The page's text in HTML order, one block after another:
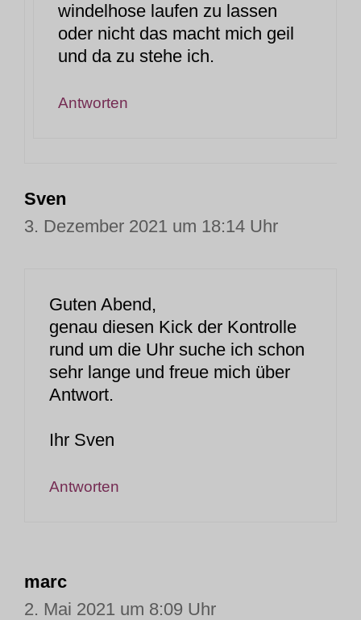
windelhose laufen zu lassen
oder nicht das macht mich geil
und da zu stehe ich.
Antworten
Sven
3. Dezember 2021 um 18:14 Uhr
Guten Abend,
genau diesen Kick der Kontrolle
rund um die Uhr suche ich schon
sehr lange und freue mich über
Antwort.
Ihr Sven
Antworten
marc
2. Mai 2021 um 8:09 Uhr